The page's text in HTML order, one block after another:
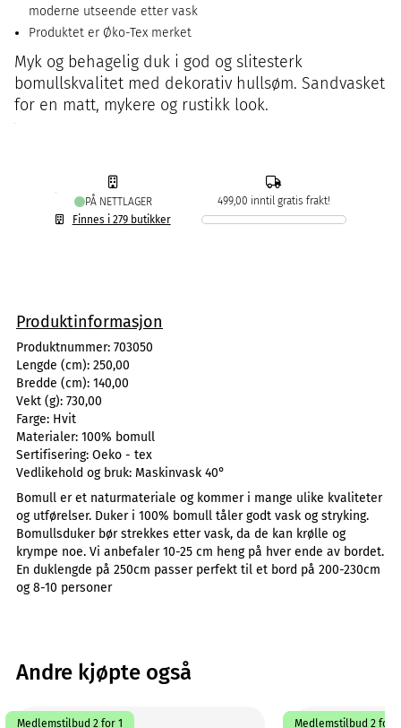
moderne utseende etter vask
Produktet er Øko-Tex merket
Myk og behagelig duk i god og slitesterk
bomullskvalitet med dekorativ hullsøm. Sandvasket
for en matt, mykere og rustikk look.
PÅ NETTLAGER
Finnes i 279 butikker
499,00 inntil gratis frakt!
Produktinformasjon
Produktnummer: 703050
Lengde (cm): 250,00
Bredde (cm): 140,00
Vekt (g): 730,00
Farge: Hvit
Materialer: 100% bomull
Sertifisering: Oeko - tex
Vedlikehold og bruk: Maskinvask 40°
Bomull er et naturmateriale og kommer i mange ulike kvaliteter
og utførelser. Duker i 100% bomull tåler godt vask og stryking.
Bomullsduker bør strekkes etter vask, da de kan krølle og
krympe noe. Vi anbefaler 10-25 cm heng på hver ende av bordet.
En duklengde på 250cm passer perfekt til et bord på 200-230cm
og 8-10 personer
Andre kjøpte også
Medlemstilbud 2 for 1 Medlemstilbud 2 for 1